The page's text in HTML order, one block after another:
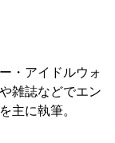
・アイドルウォ
雑誌などでエン
主に執筆。